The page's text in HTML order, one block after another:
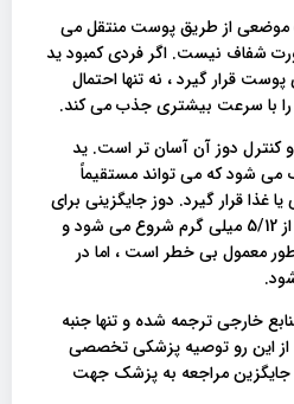
موضعی از طریق پوست منتقل می
شفاف نیست. اگر فردی کمبود ید
قرار گیرد ، نه تنها احتمال
با سرعت بیشتری جذب می کند.
کنترل دوز آن آسان تر است. ید
شود که می تواند مستقیماً
غذا قرار گیرد. دوز جایگزینی برای
بزرگسالان دارای کمبود معمولاً از 5/12 میلی گرم شروع می شود و
معمول بی خطر است ، اما در
خارجی ترجمه شده و تنها جنبه
از این رو توصیه پزشکی تخصصی
جایگزین مراجعه به پزشک جهت